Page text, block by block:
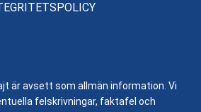
är avsett som allmän information. Vi
felskrivningar, faktafel och